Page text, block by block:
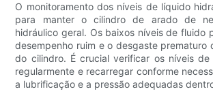
O monitoramento dos níveis de líquido
para manter o cilindro de arado de
hidráulico geral. Os baixos níveis de fluido
desempenho ruim e o desgaste prematuro
do cilindro. É crucial verificar os níveis de
regularmente e recarregar conforme
a lubrificação e a pressão adequadas